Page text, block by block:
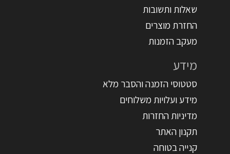
שאלות ותשובות
החזרת מוצרים
מעקב הזמנות
מידע
סטטוסי הזמנה והסבר מלא
מידע ועלויות משלוחים
מדיניות החזרות
תקנון האתר
קנייה בטוחה